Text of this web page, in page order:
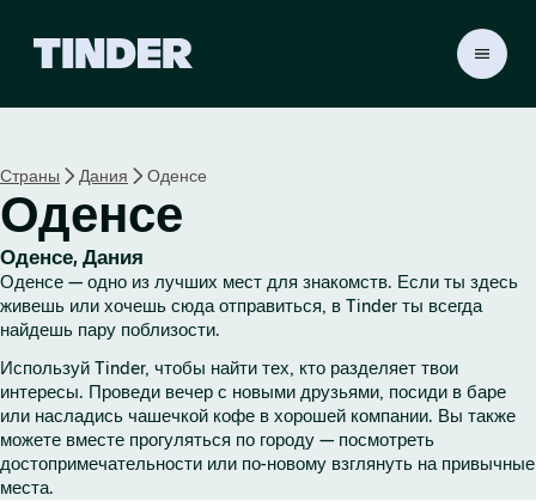
а
р
а
н
ц
а
T
i
n
Страны Дания Оденсе
Оденсе
Оденсе, Дания
Оденсе — одно из лучших мест для знакомств. Если ты здесь
живешь или хочешь сюда отправиться, в Tinder ты всегда
найдешь пару поблизости.
Используй Tinder, чтобы найти тех, кто разделяет твои
интересы. Проведи вечер с новыми друзьями, посиди в баре
или насладись чашечкой кофе в хорошей компании. Вы также
можете вместе прогуляться по городу — посмотреть
достопримечательности или по-новому взглянуть на привычные
места.